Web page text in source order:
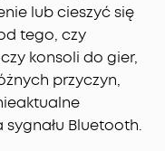
lub cieszyć się
tego, czy
konsoli do gier,
przyczyn,
Bluetooth.